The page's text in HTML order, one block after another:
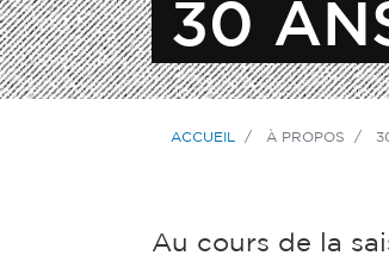
30
ACCUEIL À PROPOS
Au cours de la